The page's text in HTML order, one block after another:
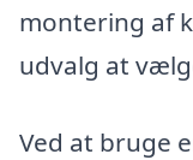
montering af
udvalg at
Ved at bruge